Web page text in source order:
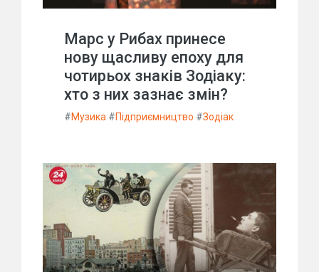
Марс у Рибах принесе
нову щасливу епоху для
чотирьох знаків Зодіаку:
хто з них зазнає змін?
#Музика #Підприємництво #Зодіак